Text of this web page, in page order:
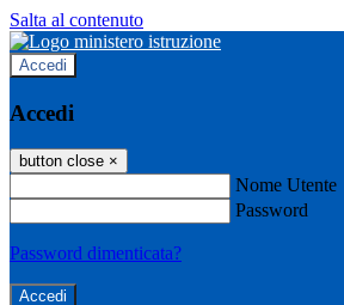
Salta al contenuto
Accedi
Accedi
button close ×
Nome Utente
Password
Password dimenticata?